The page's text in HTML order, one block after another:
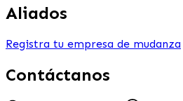
Aliados
Registra tu empresa de mudanza
Contáctanos